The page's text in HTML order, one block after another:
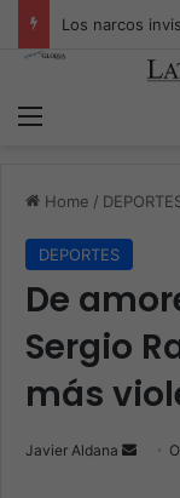
Home /
DEPORTES
De
Sergio
más
Javier Aldana